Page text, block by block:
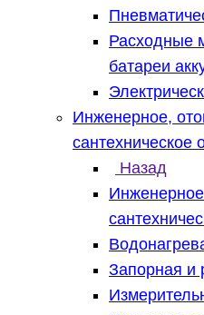
Расходные
батареи
Инженерное,
сантехническое
Назад
Запорная и